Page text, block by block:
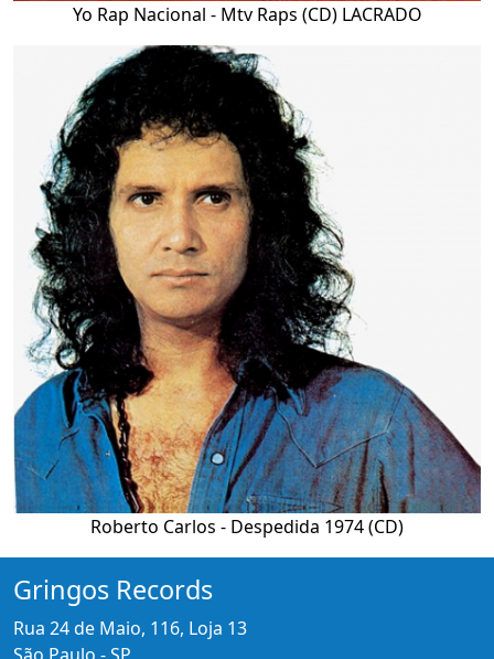
Yo Rap Nacional - Mtv Raps (CD) LACRADO
Roberto Carlos - Despedida 1974 (CD)
Gringos Records
Rua 24 de Maio, 116, Loja 13
São Paulo - SP